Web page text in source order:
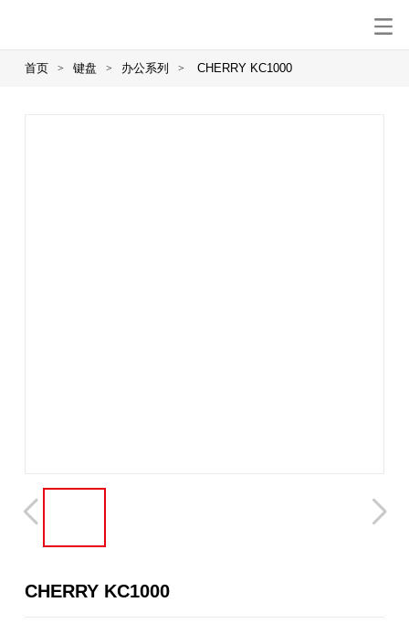
首页 > 键盘 > 办公系列 > CHERRY KC1000
CHERRY KC1000